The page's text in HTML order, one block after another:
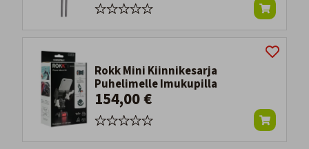
Rokk Mini Kiinnikesarja
Puhelimelle Imukupilla
154,00 €